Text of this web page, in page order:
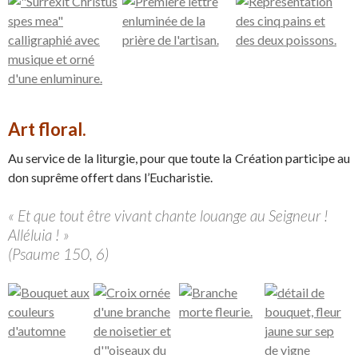
Art floral.
Au service de la liturgie, pour que toute la Création participe au
don suprême offert dans l’Eucharistie.
« Et que tout être vivant chante louange au Seigneur !
Alléluia ! »
(Psaume 150, 6)